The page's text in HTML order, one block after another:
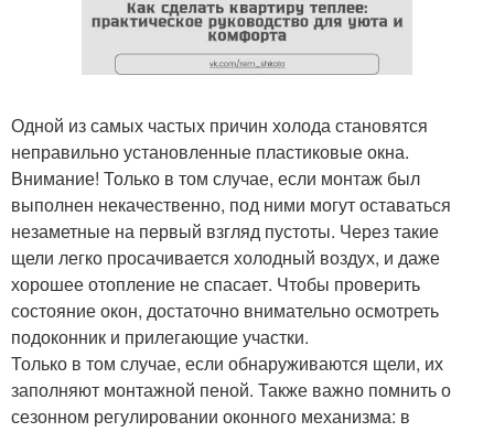
Одной из самых частых причин холода становятся
неправильно установленные пластиковые окна.
Внимание! Только в том случае, если монтаж был
выполнен некачественно, под ними могут оставаться
незаметные на первый взгляд пустоты. Через такие
щели легко просачивается холодный воздух, и даже
хорошее отопление не спасает. Чтобы проверить
состояние окон, достаточно внимательно осмотреть
подоконник и прилегающие участки.
Только в том случае, если обнаруживаются щели, их
заполняют монтажной пеной. Также важно помнить о
сезонном регулировании оконного механизма: в